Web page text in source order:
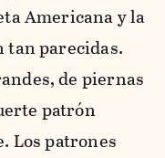
Americana y la
tan parecidas.
de piernas
patrón
Los patrones